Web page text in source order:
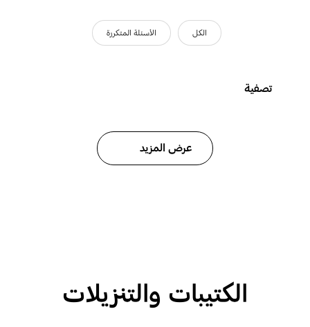
الكل الأسئلة المتكررة
تصفية
عرض المزيد
الكتيبات والتنزيلات